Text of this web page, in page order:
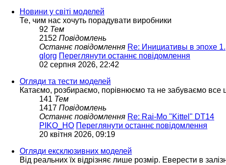
Новини у світі моделей
Те, чим нас хочуть порадувати виробники
92 Тем
2152 Повідомлень
Останнє повідомлення Re: Инициативы в эпохе 1.
glorg Переглянути останнє повідомлення
02 серпня 2026, 22:42
Огляди та тести моделей
Катаємо, розбираємо, порівнюємо та не забуваємо все
141 Тем
1417 Повідомлень
Останнє повідомлення Re: Rai-Mo "Kittel" DT14
PIKO_HO Переглянути останнє повідомлення
20 квітня 2026, 09:19
Огляди ексклюзивних моделей
Від реальних їх відрізняє лише розмір. Еверести в